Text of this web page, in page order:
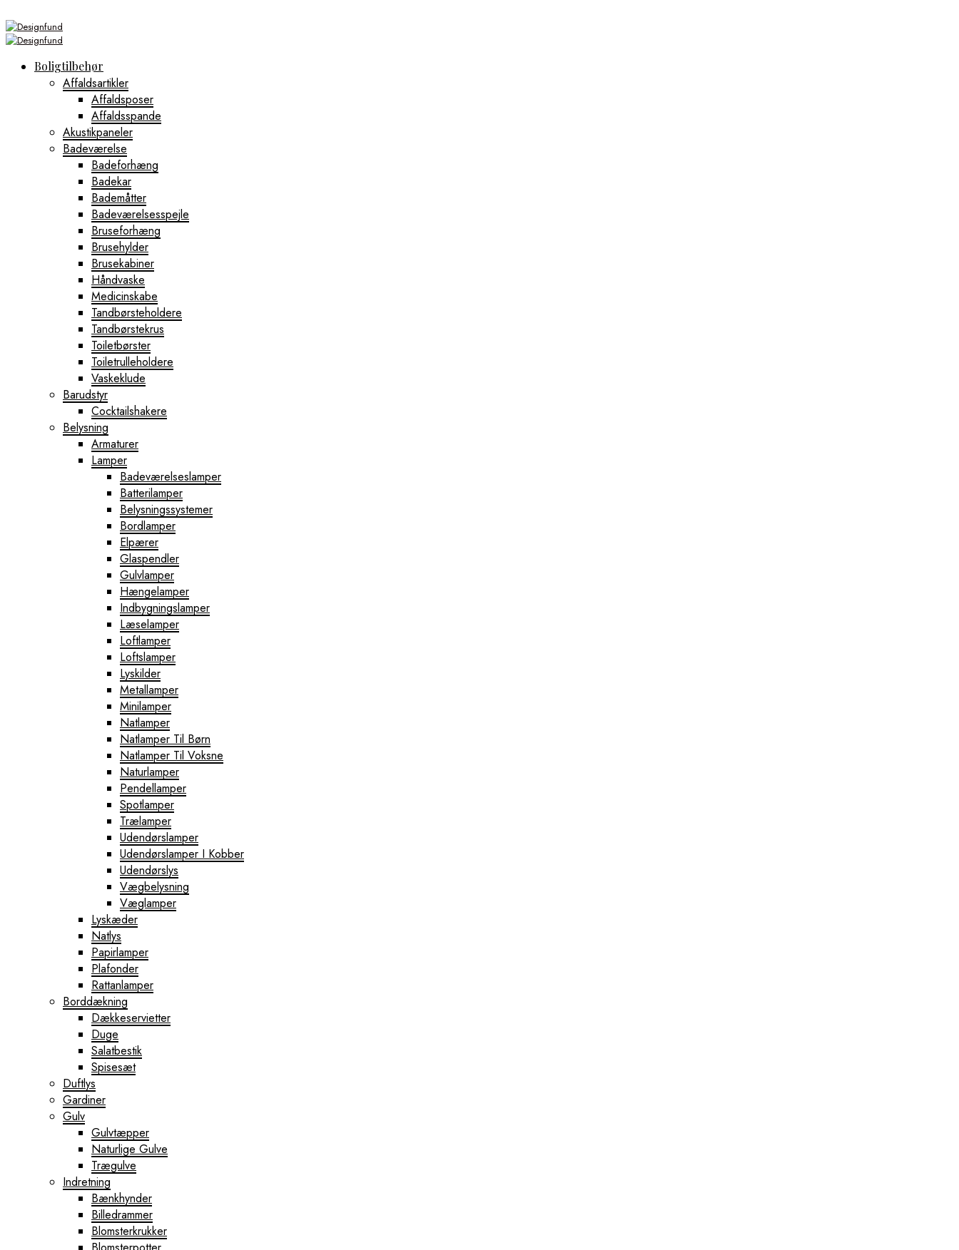
Boligtilbehør
Affaldsartikler
Affaldsposer
Affaldsspande
Akustikpaneler
Badeværelse
Badeforhæng
Badekar
Bademåtter
Badeværelsesspejle
Bruseforhæng
Brusehylder
Brusekabiner
Håndvaske
Medicinskabe
Tandbørsteholdere
Tandbørstekrus
Toiletbørster
Toiletrulleholdere
Vaskeklude
Barudstyr
Cocktailshakere
Belysning
Armaturer
Lamper
Badeværelseslamper
Batterilamper
Belysningssystemer
Bordlamper
Elpærer
Glaspendler
Gulvlamper
Hængelamper
Indbygningslamper
Læselamper
Loftlamper
Loftslamper
Lyskilder
Metallamper
Minilamper
Natlamper
Natlamper Til Børn
Natlamper Til Voksne
Naturlamper
Pendellamper
Spotlamper
Trælamper
Udendørslamper
Udendørslamper I Kobber
Udendørslys
Vægbelysning
Væglamper
Lyskæder
Natlys
Papirlamper
Plafonder
Rattanlamper
Borddækning
Dækkeservietter
Duge
Salatbestik
Spisesæt
Duftlys
Gardiner
Gulv
Gulvtæpper
Naturlige Gulve
Trægulve
Indretning
Bænkhynder
Billedrammer
Blomsterkrukker